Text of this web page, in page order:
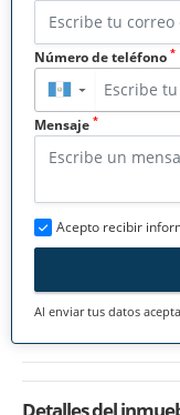
Número de teléfono *
▼
Mensaje *
Acepto recibir
Al enviar tus datos
Detalles del